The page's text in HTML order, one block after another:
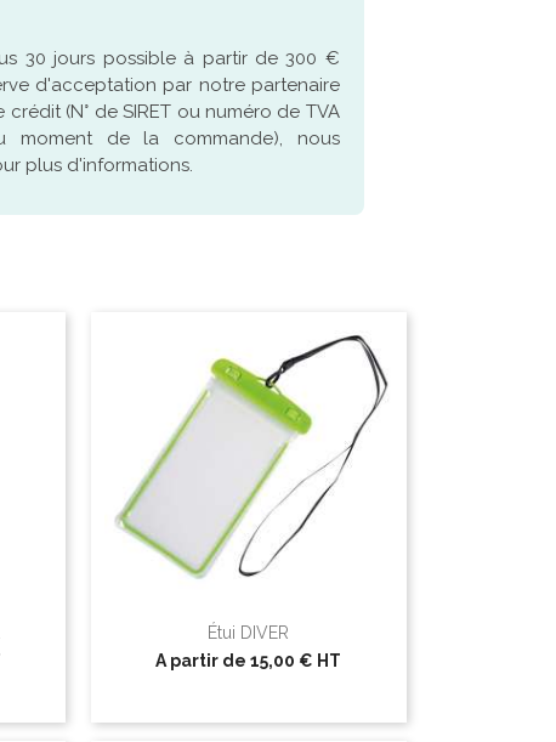
30 jours possible à partir de 300 €
d'acceptation par notre partenaire
crédit (N° de SIRET ou numéro de TVA
moment de la commande), nous
plus d'informations.
Étui DIVER
A partir de15,00 € HT